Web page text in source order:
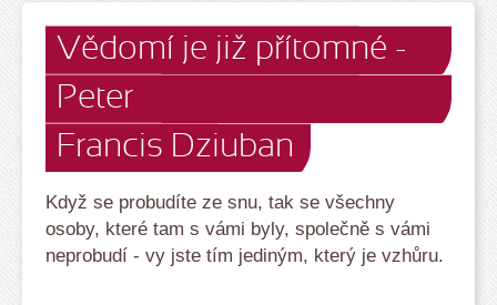
Vědomí je již přítomné -
Peter
Francis Dziuban
Když se probudíte ze snu, tak se všechny
osoby, které tam s vámi byly, společně s vámi
neprobudí - vy jste tím jediným, který je vzhůru.